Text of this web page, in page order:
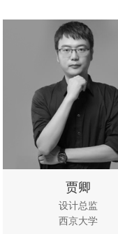
贾卿
设计总监
西京大学